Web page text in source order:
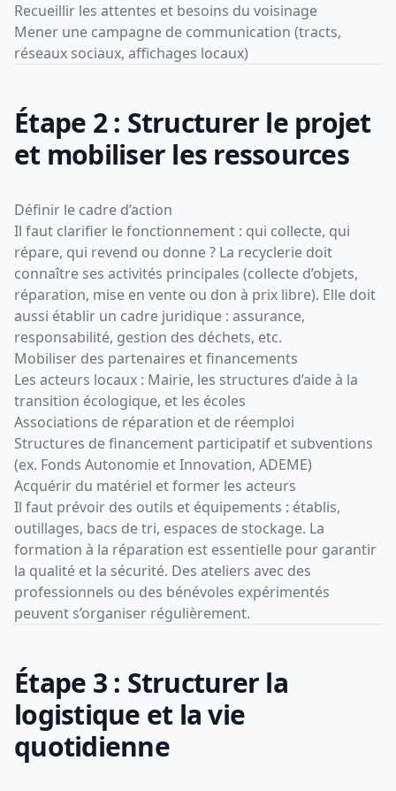
Recueillir les attentes et besoins du voisinage
Mener une campagne de communication (tracts,
réseaux sociaux, affichages locaux)
Étape 2 : Structurer le projet
et mobiliser les ressources
Définir le cadre d’action
Il faut clarifier le fonctionnement : qui collecte, qui
répare, qui revend ou donne ? La recyclerie doit
connaître ses activités principales (collecte d’objets,
réparation, mise en vente ou don à prix libre). Elle doit
aussi établir un cadre juridique : assurance,
responsabilité, gestion des déchets, etc.
Mobiliser des partenaires et financements
Les acteurs locaux : Mairie, les structures d’aide à la
transition écologique, et les écoles
Associations de réparation et de réemploi
Structures de financement participatif et subventions
(ex. Fonds Autonomie et Innovation, ADEME)
Acquérir du matériel et former les acteurs
Il faut prévoir des outils et équipements : établis,
outillages, bacs de tri, espaces de stockage. La
formation à la réparation est essentielle pour garantir
la qualité et la sécurité. Des ateliers avec des
professionnels ou des bénévoles expérimentés
peuvent s’organiser régulièrement.
Étape 3 : Structurer la
logistique et la vie
quotidienne